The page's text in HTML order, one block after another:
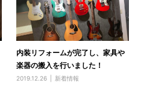
内装リフォームが完了し、家具や
楽器の搬入を行いました！
2019.12.26 新着情報